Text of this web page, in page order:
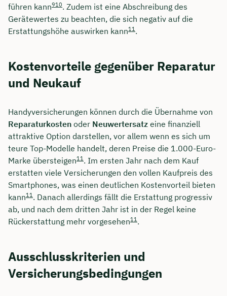
führen kann910. Zudem ist eine Abschreibung des
Gerätewertes zu beachten, die sich negativ auf die
Erstattungshöhe auswirken kann11.
Kostenvorteile gegenüber Reparatur
und Neukauf
Handyversicherungen können durch die Übernahme von
Reparaturkosten oder Neuwertersatz eine finanziell
attraktive Option darstellen, vor allem wenn es sich um
teure Top-Modelle handelt, deren Preise die 1.000-Euro-
Marke übersteigen11 . Im ersten Jahr nach dem Kauf
erstatten viele Versicherungen den vollen Kaufpreis des
Smartphones, was einen deutlichen Kostenvorteil bieten
kann11. Danach allerdings fällt die Erstattung progressiv
ab, und nach dem dritten Jahr ist in der Regel keine
Rückerstattung mehr vorgesehen11.
Ausschlusskriterien und
Versicherungsbedingungen